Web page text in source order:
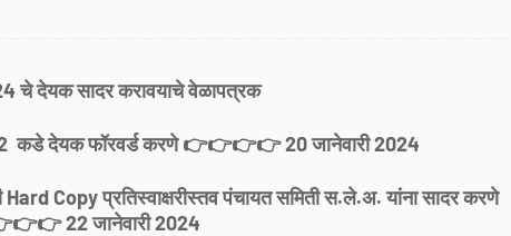
चे देयक सादर करावयाचे वेळापत्रक
2 कडे देयक फॉरवर्ड करणे 👉👉👉👉 20 जानेवारी 2024
Hard Copy प्रतिस्वाक्षरीस्तव पंचायत समिती स.ले.अ. यांना सादर करणे
22 जानेवारी 2024